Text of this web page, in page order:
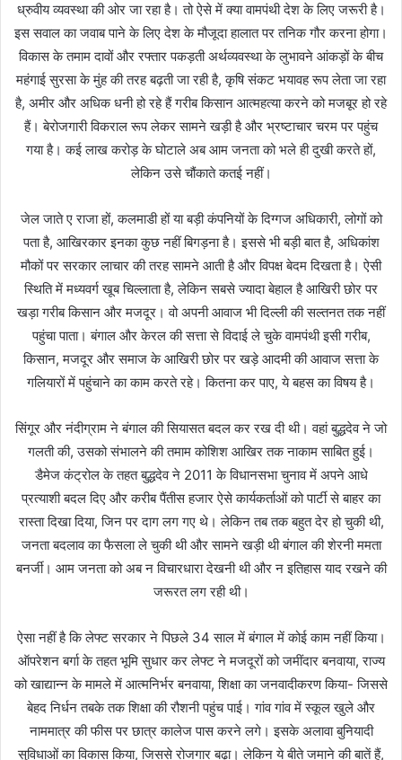
ध्रुवीय व्यवस्था की ओर जा रहा है। तो ऐसे में क्या वामपंथी देश के लिए जरूरी है।
इस सवाल का जवाब पाने के लिए देश के मौजूदा हालात पर तनिक गौर करना होगा।
विकास के तमाम दावों और रफ्तार पकड़ती अर्थव्यवस्था के लुभावने आंकड़ों के बीच
महंगाई सुरसा के मुंह की तरह बढ़ती जा रही है, कृषि संकट भयावह रूप लेता जा रहा
है, अमीर और अधिक धनी हो रहे हैं गरीब किसान आत्महत्या करने को मजबूर हो रहे
हैं। बेरोजगारी विकराल रूप लेकर सामने खड़ी है और भ्रष्टाचार चरम पर पहुंच
गया है। कई लाख करोड़ के घोटाले अब आम जनता को भले ही दुखी करते हों,
लेकिन उसे चौंकाते कतई नहीं।
जेल जाते ए राजा हों, कलमाडी हों या बड़ी कंपनियों के दिग्गज अधिकारी, लोगों को
पता है, आखिरकार इनका कुछ नहीं बिगड़ना है। इससे भी बड़ी बात है, अधिकांश
मौकों पर सरकार लाचार की तरह सामने आती है और विपक्ष बेदम दिखता है। ऐसी
स्थिति में मध्यवर्ग खूब चिल्लाता है, लेकिन सबसे ज्यादा बेहाल है आखिरी छोर पर
खड़ा गरीब किसान और मजदूर। वो अपनी आवाज भी दिल्ली की सल्तनत तक नहीं
पहुंचा पाता। बंगाल और केरल की सत्ता से विदाई ले चुके वामपंथी इसी गरीब,
किसान, मजदूर और समाज के आखिरी छोर पर खड़े आदमी की आवाज सत्ता के
गलियारों में पहुंचाने का काम करते रहे। कितना कर पाए, ये बहस का विषय है।
सिंगूर और नंदीग्राम ने बंगाल की सियासत बदल कर रख दी थी। वहां बुद्धदेव ने जो
गलती की, उसको संभालने की तमाम कोशिश आखिर तक नाकाम साबित हुई।
डैमेज कंट्रोल के तहत बुद्धदेव ने 2011 के विधानसभा चुनाव में अपने आधे
प्रत्याशी बदल दिए और करीब पैंतीस हजार ऐसे कार्यकर्ताओं को पार्टी से बाहर का
रास्ता दिखा दिया, जिन पर दाग लग गए थे। लेकिन तब तक बहुत देर हो चुकी थी,
जनता बदलाव का फैसला ले चुकी थी और सामने खड़ी थी बंगाल की शेरनी ममता
बनर्जी। आम जनता को अब न विचारधारा देखनी थी और न इतिहास याद रखने की
जरूरत लग रही थी।
ऐसा नहीं है कि लेफ्ट सरकार ने पिछले 34 साल में बंगाल में कोई काम नहीं किया।
ऑपरेशन बर्गा के तहत भूमि सुधार कर लेफ्ट ने मजदूरों को जमींदार बनवाया, राज्य
को खाद्यान्न के मामले में आत्मनिर्भर बनवाया, शिक्षा का जनवादीकरण किया- जिससे
बेहद निर्धन तबके तक शिक्षा की रौशनी पहुंच पाई। गांव गांव में स्कूल खुले और
नाममात्र की फीस पर छात्र कालेज पास करने लगे। इसके अलावा बुनियादी
सुविधाओं का विकास किया, जिससे रोजगार बढ़ा। लेकिन ये बीते जमाने की बातें हैं,